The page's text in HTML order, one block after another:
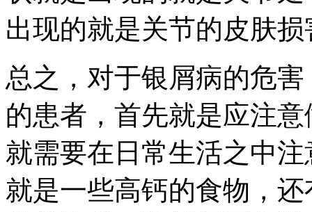
出现的就是关节的皮肤损
总之，对于银屑病的危
的患者，首先就是应注
就需要在日常生活之中
就是一些高钙的食物，